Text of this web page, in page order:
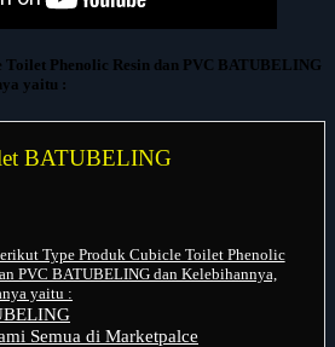
Phenolic Resin dan PVC BATUBELING
yaitu :
BATUBELING
Type Produk Cubicle Toilet Phenolic
PVC BATUBELING dan Kelebihannya,
yaitu :
Semua di Marketpalce